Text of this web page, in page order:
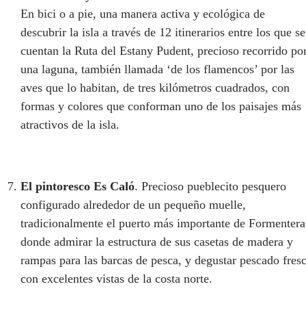
En bici o a pie, una manera activa y ecológica de
descubrir la isla a través de 12 itinerarios entre los que se
cuentan la Ruta del Estany Pudent, precioso recorrido
una laguna, también llamada ‘de los flamencos’ por las
aves que lo habitan, de tres kilómetros cuadrados, con
formas y colores que conforman uno de los paisajes más
atractivos de la isla.
El pintoresco Es Caló. Precioso pueblecito pesquero
configurado alrededor de un pequeño muelle,
tradicionalmente el puerto más importante de
donde admirar la estructura de sus casetas de madera y
rampas para las barcas de pesca, y degustar pescado
con excelentes vistas de la costa norte.